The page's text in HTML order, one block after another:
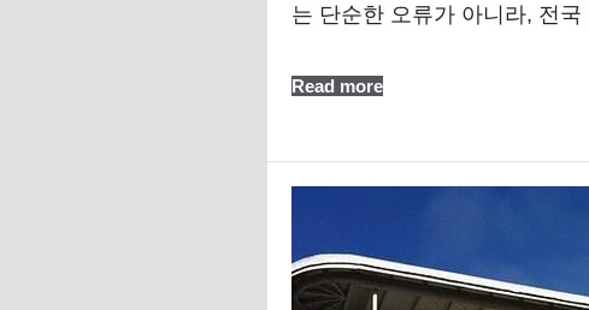
는 단순한 오류가 아니라, 전
Read more